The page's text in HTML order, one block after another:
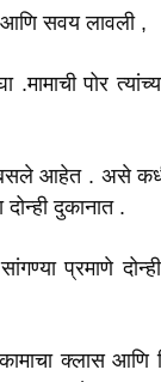
सवय लावली ,
पोर
बसले आहेत . असे
दुकानात .
सांगण्या प्रमाणे
क्लास आणि